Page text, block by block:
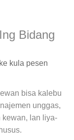
Bidang
kula pesen
bisa kalebu
unggas,
kewan, lan liya-